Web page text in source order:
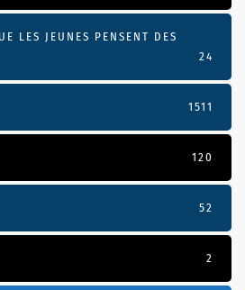
LES JEUNES PENSENT DES
24
1511
120
52
2